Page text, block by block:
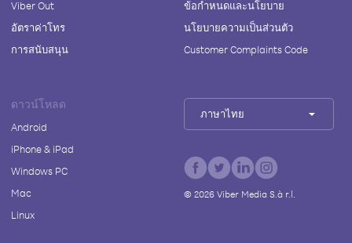
Viber Out
อัตราค่าโทร
การสนับสนุน
ข้อกำหนดและนโยบาย
นโยบายความเป็นส่วนตัว
Customer Complaints Code
ดาวน์โหลด
Android
iPhone & iPad
Windows PC
Mac
Linux
ภาษาไทย
© 2026Viber Media S.à r.l.